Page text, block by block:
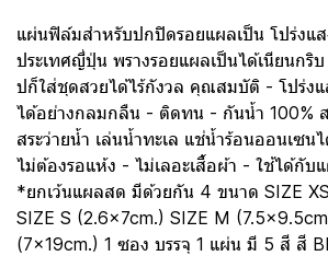
แผ่นฟิล์มสำหรับปกปิดรอยแผลเป็น โปร่งแ
ประเทศญี่ปุ่น พรางรอยแผลเป็นได้เนียนกริ
ปก็ใส่ชุดสวยได้ไร้กังวล คุณสมบัติ - โปร่งแ
ได้อย่างกลมกลืน - ติดทน - กันน้ำ 100%
สระว่ายน้ำ เล่นน้ำทะเล แช่น้ำร้อนออนเซน
ไม่ต้องรอแห้ง - ไม่เลอะเสื้อผ้า - ใช้ได้กับ
*ยกเว้นแผลสด มีด้วยกัน 4 ขนาด SIZE
SIZE S (2.6x7cm.) SIZE M
(7x19cm.) 1 ซอง บรรจุ 1 แผ่น มี 5 สี สี